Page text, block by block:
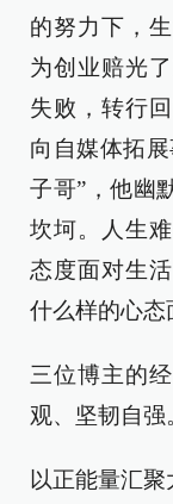
的努力下，
为创业赔光
失败，转行
向自媒体拓
子哥”，他幽
坎坷。人生
态度面对生
什么样的心态
三位博主的
观、坚韧自强
以正能量汇聚